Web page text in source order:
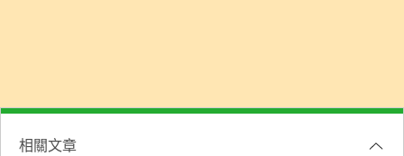
相關文章